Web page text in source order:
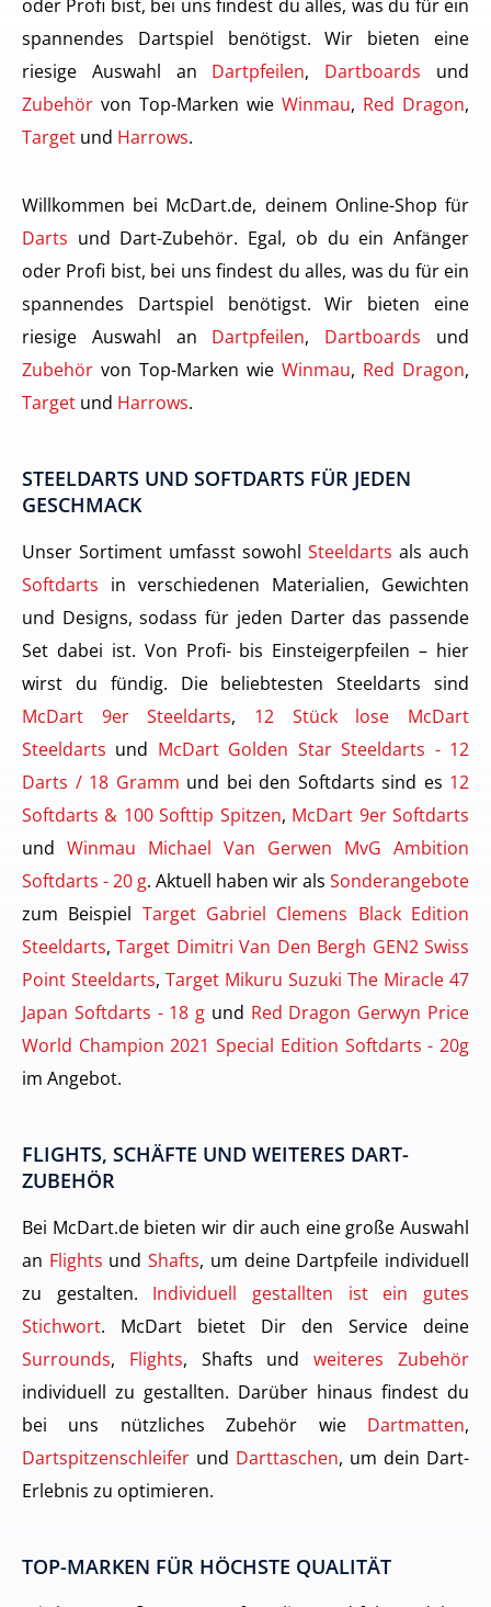
oder Profi bist, bei uns findest du alles, was du für ein
spannendes Dartspiel benötigst. Wir bieten eine
riesige Auswahl an Dartpfeilen, Dartboards und
Zubehör von Top-Marken wie Winmau, Red Dragon,
Target und Harrows.
Willkommen bei McDart.de, deinem Online-Shop für
Darts und Dart-Zubehör. Egal, ob du ein Anfänger
oder Profi bist, bei uns findest du alles, was du für ein
spannendes Dartspiel benötigst. Wir bieten eine
riesige Auswahl an Dartpfeilen, Dartboards und
Zubehör von Top-Marken wie Winmau, Red Dragon,
Target und Harrows.
STEELDARTS UND SOFTDARTS FÜR JEDEN
GESCHMACK
Unser Sortiment umfasst sowohl Steeldarts als auch
Softdarts in verschiedenen Materialien, Gewichten
und Designs, sodass für jeden Darter das passende
Set dabei ist. Von Profi- bis Einsteigerpfeilen – hier
wirst du fündig. Die beliebtesten Steeldarts sind
McDart 9er Steeldarts, 12 Stück lose McDart
Steeldarts und McDart Golden Star Steeldarts - 12
Darts / 18 Gramm und bei den Softdarts sind es 12
Softdarts & 100 Softtip Spitzen, McDart 9er Softdarts
und Winmau Michael Van Gerwen MvG Ambition
Softdarts - 20 g. Aktuell haben wir als Sonderangebote
zum Beispiel Target Gabriel Clemens Black Edition
Steeldarts,Target Dimitri Van Den Bergh GEN2 Swiss
Point Steeldarts, Target Mikuru Suzuki The Miracle 47
Japan Softdarts - 18 g und Red Dragon Gerwyn Price
World Champion 2021 Special Edition Softdarts - 20g
im Angebot.
FLIGHTS, SCHÄFTE UND WEITERES DART-
ZUBEHÖR
Bei McDart.de bieten wir dir auch eine große Auswahl
an Flights undShafts, um deine Dartpfeile individuell
zu gestalten. Individuell gestallten ist ein gutes
Stichwort. McDart bietet Dir den Service deine
Surrounds, Flights, Shafts undweiteres Zubehör
individuell zu gestallten. Darüber hinaus findest du
bei uns nützliches Zubehör wie Dartmatten,
Dartspitzenschleifer und Darttaschen, um dein Dart-
Erlebnis zu optimieren.
TOP-MARKEN FÜR HÖCHSTE QUALITÄT